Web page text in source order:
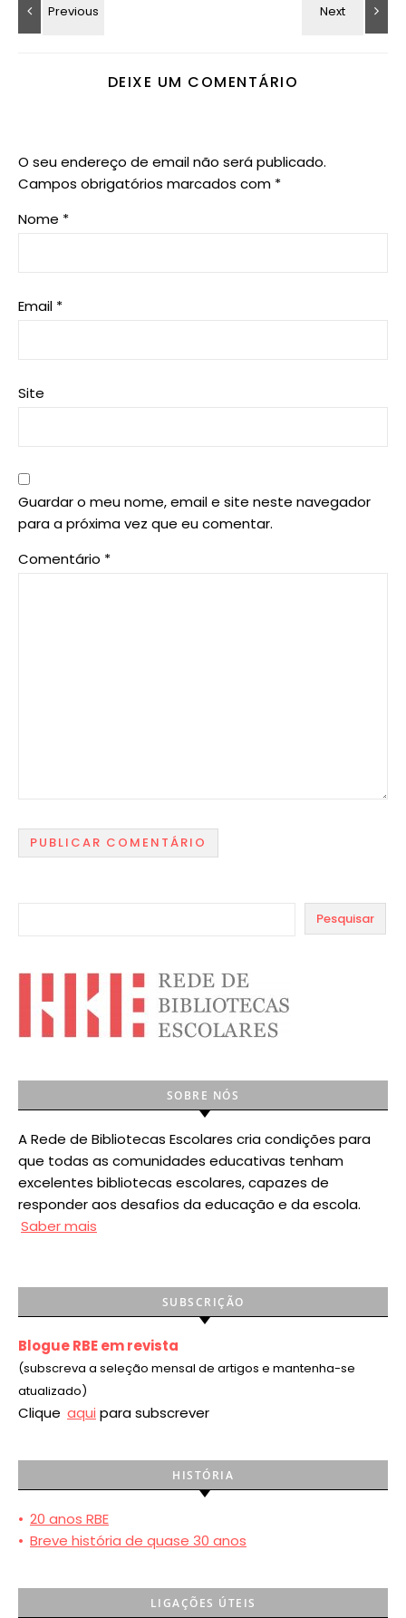
DEIXE UM COMENTÁRIO
O seu endereço de email não será publicado.
Campos obrigatórios marcados com *
Nome *
Email *
Site
Guardar o meu nome, email e site neste navegador
para a próxima vez que eu comentar.
Comentário *
Pesquisar
SOBRE NÓS
A Rede de Bibliotecas Escolares cria condições para
que todas as comunidades educativas tenham
excelentes bibliotecas escolares, capazes de
responder aos desafios da educação e da escola.
Saber mais
SUBSCRIÇÃO
Blogue RBE em revista
(subscreva a seleção mensal de artigos e mantenha-se
atualizado)
Clique aqui para subscrever
HISTÓRIA
• 20 anos RBE
• Breve história de quase 30 anos
LIGAÇÕES ÚTEIS